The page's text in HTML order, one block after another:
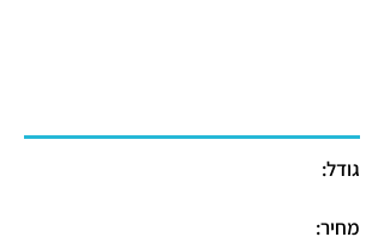
גודל:
מחיר: